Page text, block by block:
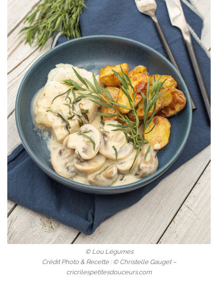
© Lou Légumes
Crédit Photo & Recette : © Christelle Gauget –
cricrilespetitesdouceurs.com